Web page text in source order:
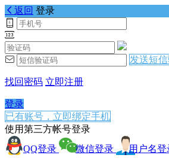
返回 登录
发送短
找回密码 立即注册
登录
已有账号，立即绑定手机
使用第三方帐号登录
QQ登录
微信登录 用户名登